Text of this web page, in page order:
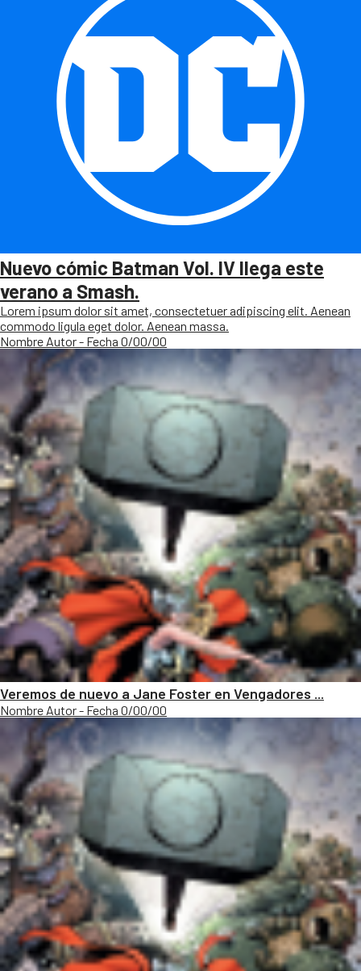
Nuevo cómic Batman Vol. IV llega este
verano a Smash.
Lorem ipsum dolor sit amet, consectetuer adipiscing elit. Aenean
commodo ligula eget dolor. Aenean massa.
Nombre Autor - Fecha 0/00/00
Veremos de nuevo a Jane Foster en Vengadores ...
Nombre Autor - Fecha 0/00/00